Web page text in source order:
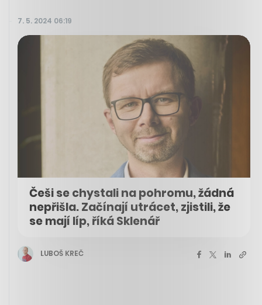
7. 5. 2024 06:19
Češi se chystali na pohromu, žádná
nepřišla. Začínají utrácet, zjistili, že
se mají líp, říká Sklenář
LUBOŠ KREČ